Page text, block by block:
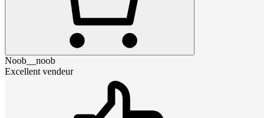
Noob__noob
Excellent vendeur